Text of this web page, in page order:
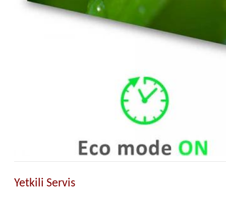
Yetkili Servis